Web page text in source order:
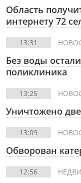
Область
интернету 72
13:31
Без воды
поликлиника
13:25
Уничтожено
13:09
Обворован
12:56